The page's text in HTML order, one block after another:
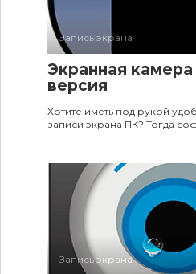
Запись экрана
Экранная
версия
Хотите иметь под рукой
записи экрана ПК? Тогда
Запись экрана